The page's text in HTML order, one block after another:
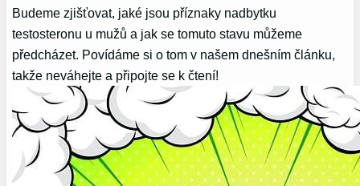
Budeme zjišťovat, jaké jsou příznaky nadbytku
testosteronu u mužů a jak se tomuto stavu můžeme
předcházet. Povídáme si o tom v našem dnešním článku,
takže neváhejte a připojte se k čtení!